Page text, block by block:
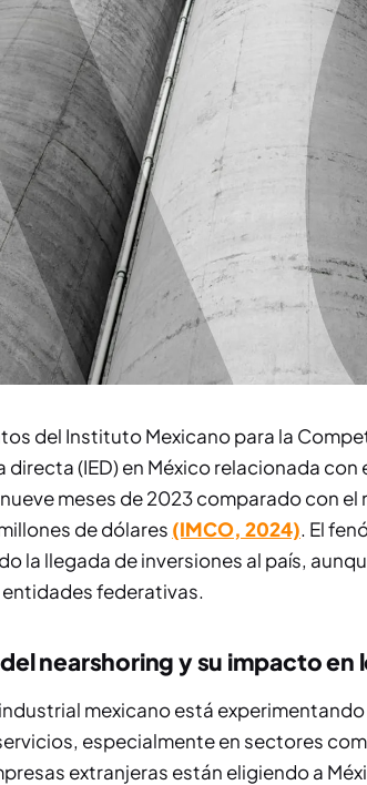
del Instituto Mexicano para la
directa (IED) en México relacionada
meses de 2023 comparado con
de dólares (IMCO, 2024). El
la llegada de inversiones al país,
federativas.
del nearshoring y su impacto
mexicano está
especialmente en sectores
extranjeras están eligiendo a